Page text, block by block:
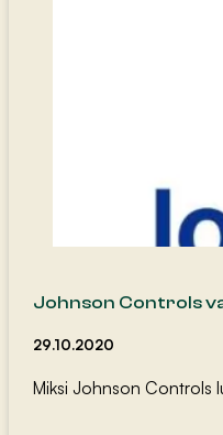
Johnson Controls
29.10.2020
Miksi Johnson Controls